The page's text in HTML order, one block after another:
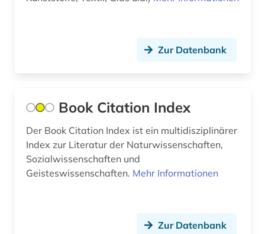
mehrsprachiges wörterbuch (1)
mittelalter (1)
naturwissenschaft und technik (1)
musikwissenschaft (2)
Zur Datenbank
Book Citation Index
Der Book Citation Index ist ein multidisziplinärer
Index zur Literatur der Naturwissenschaften,
Sozialwissenschaften und
Geisteswissenschaften. Mehr Informationen
Zur Datenbank